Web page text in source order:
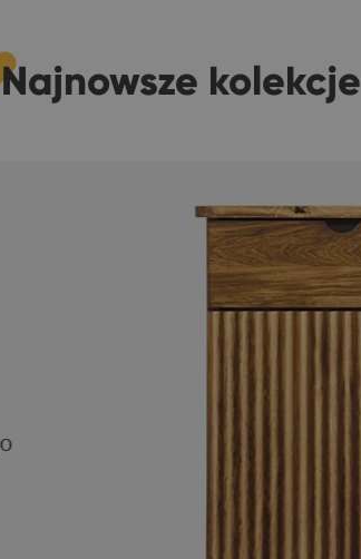
Najnowsze kolekcje